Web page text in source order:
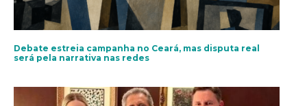
Debate estreia campanha no Ceará, mas disputa real
será pela narrativa nas redes